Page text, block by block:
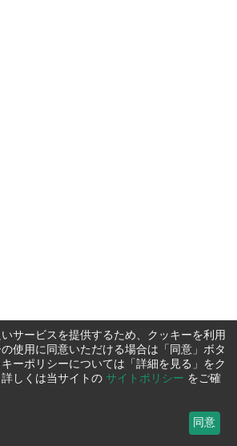
サービスを提供するため、クッキーを利用
使用に同意いただける場合は「同意」ボタ
ーポリシーについては「詳細を見る」をク
しくは当サイトの サイトポリシー をご確
同意